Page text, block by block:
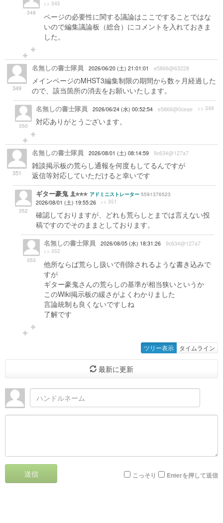
348
>> 345
ページの必要性に関する議論はここですることではな
いので編集議論板（総合）にコメントを入れておきま
した。
349
名無しの書士隊員 2026/06/20 (土) 21:01:01 e5866@63228
メインページのMHST3編集制限の期間から数ヶ月経過した
ので、該当箇所の消去をお願いいたします。
350
名無しの書士隊員 2026/06/24 (水) 00:52:54 e5866@0ceae >> 349
対応ありがとうございます。
351
名無しの書士隊員 2026/08/01 (土) 08:14:59 9c634@127a7
雑談掲示板の荒らし通報を何度もしてるんですが
返信等対応していただけると幸いです
352
ギター豪鬼 アドミニストレーター 5591376523
2026/08/01 (土) 19:55:26
>> 351
確認しておりますが、どれも荒らしとまでは言えない投
稿ですのでそのままとしております。
353
名無しの書士隊員 2026/08/05 (水) 18:31:26 9c634@127a7
>> 352
他所ならば荒らし扱いで削除されるような書き込みで
すが
ギター豪鬼さんの荒らしの基準が相当狭いというか
このWiki掲示板の緩さがよくわかりました
言論統制も良くないですしね
了解です
ツリー表示 タイムライン
最新に更新
送信 こっそり Enterを押して送信